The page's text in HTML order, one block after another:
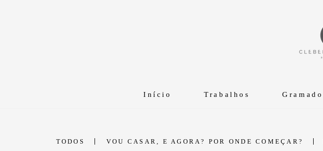
Início Trabalhos Gramado
TODOS VOU CASAR, E AGORA? POR ONDE COMEÇAR?